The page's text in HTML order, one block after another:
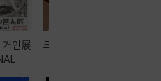
거인展
크레마 이북 리